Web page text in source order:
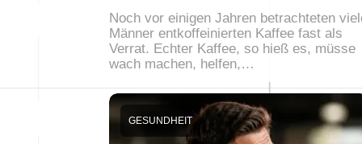
Noch vor einigen Jahren betrachteten
Männer entkoffeinierten Kaffee fast als
Verrat. Echter Kaffee, so hieß es, müsse
wach machen, helfen,…
GESUNDHEIT